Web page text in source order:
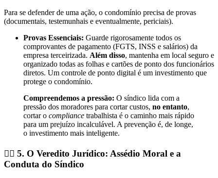
Para se defender de uma ação, o condomínio precisa de provas
(documentais, testemunhais e eventualmente, periciais).
Provas Essenciais: Guarde rigorosamente todos os
comprovantes de pagamento (FGTS, INSS e salários) da
empresa terceirizada. Além disso, mantenha em local seguro e
organizado todas as folhas e cartões de ponto dos funcionários
diretos. Um controle de ponto digital é um investimento que
protege o condomínio.
Compreendemos a pressão: O síndico lida com a
pressão dos moradores para cortar custos, no entanto,
cortar o compliance trabalhista é o caminho mais rápido
para um prejuízo incalculável. A prevenção é, de longe,
o investimento mais inteligente.
👩‍⚖️ 5. O Veredito Jurídico: Assédio Moral e a
Conduta do Síndico